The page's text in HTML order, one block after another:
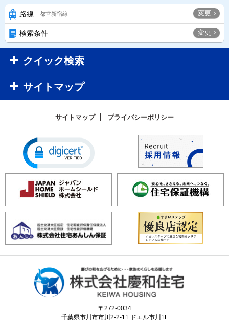
路線 都営新宿線 変更
検索条件 変更
クイック検索
サイトマップ
サイトマップ プライバシーポリシー
〒272-0034
千葉県市川市市川2-2-11 ドエル市川1F